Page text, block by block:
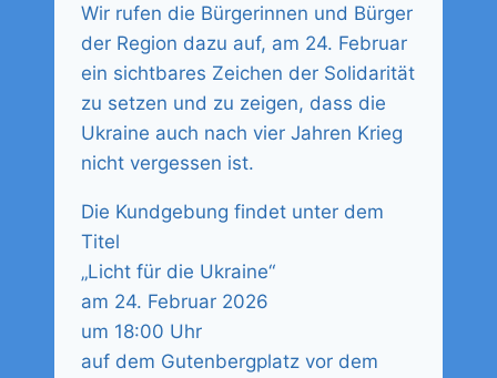
Wir rufen die Bürgerinnen und Bürger
der Region dazu auf, am 24. Februar
ein sichtbares Zeichen der Solidarität
zu setzen und zu zeigen, dass die
Ukraine auch nach vier Jahren Krieg
nicht vergessen ist.
Die Kundgebung findet unter dem
Titel
„Licht für die Ukraine“
am 24. Februar 2026
um 18:00 Uhr
auf dem Gutenbergplatz vor dem